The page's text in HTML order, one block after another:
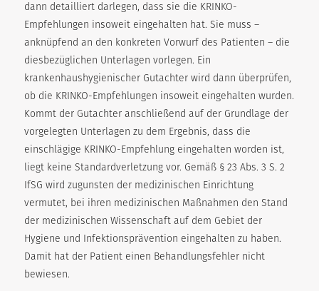
dann detailliert darlegen, dass sie die KRINKO-
Empfehlungen insoweit eingehalten hat. Sie muss –
anknüpfend an den konkreten Vorwurf des Patienten – die
diesbezüglichen Unterlagen vorlegen. Ein
krankenhaushygienischer Gutachter wird dann überprüfen,
ob die KRINKO-Empfehlungen insoweit eingehalten wurden.
Kommt der Gutachter anschließend auf der Grundlage der
vorgelegten Unterlagen zu dem Ergebnis, dass die
einschlägige KRINKO-Empfehlung eingehalten worden ist,
liegt keine Standardverletzung vor. Gemäß § 23 Abs. 3 S. 2
IfSG wird zugunsten der medizinischen Einrichtung
vermutet, bei ihren medizinischen Maßnahmen den Stand
der medizinischen Wissenschaft auf dem Gebiet der
Hygiene und Infektionsprävention eingehalten zu haben.
Damit hat der Patient einen Behandlungsfehler nicht
bewiesen.